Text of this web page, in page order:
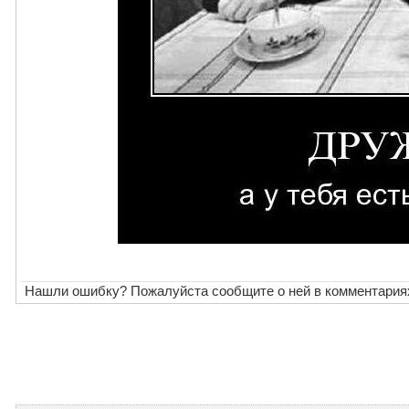
Нашли ошибку? Пожалуйста сообщите о ней в